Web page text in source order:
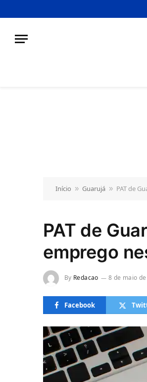
Início » Guarujá » PAT de
PAT de
emprego
By Redacao 8 de maio
Facebook